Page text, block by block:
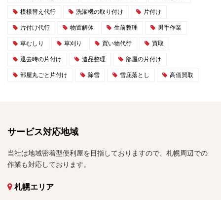
模様替え代行 洗濯機の取り付け 片付け
片付け代行 物置解体 生前整理 男手作業
草むしり 草刈り 買い物代行 買取
退去時の片付け 遺品整理 部屋の片付け
部屋丸ごと片付け 除雪 雪庇落とし 高価買取
サービス対応地域
当社は地域密着型便利屋を目指しておりますので、札幌周辺での
作業も対応しております。
札幌エリア